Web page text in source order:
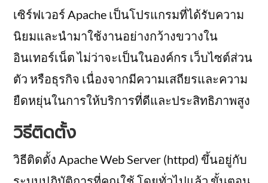
เซิร์ฟเวอร์ Apache เป็นโปรแกรมที่ได้รับความ
นิยมและนำมาใช้งานอย่างกว้างขวางใน
อินเทอร์เน็ต ไม่ว่าจะเป็นในองค์กร เว็บไซต์ส่วน
ตัว หรือธุรกิจ เนื่องจากมีความเสถียรและความ
ยืดหยุ่นในการให้บริการที่ดีและประสิทธิภาพสูง
วิธีติดตั้ง
วิธีติดตั้ง Apache Web Server (httpd) ขึ้นอยู่กับ